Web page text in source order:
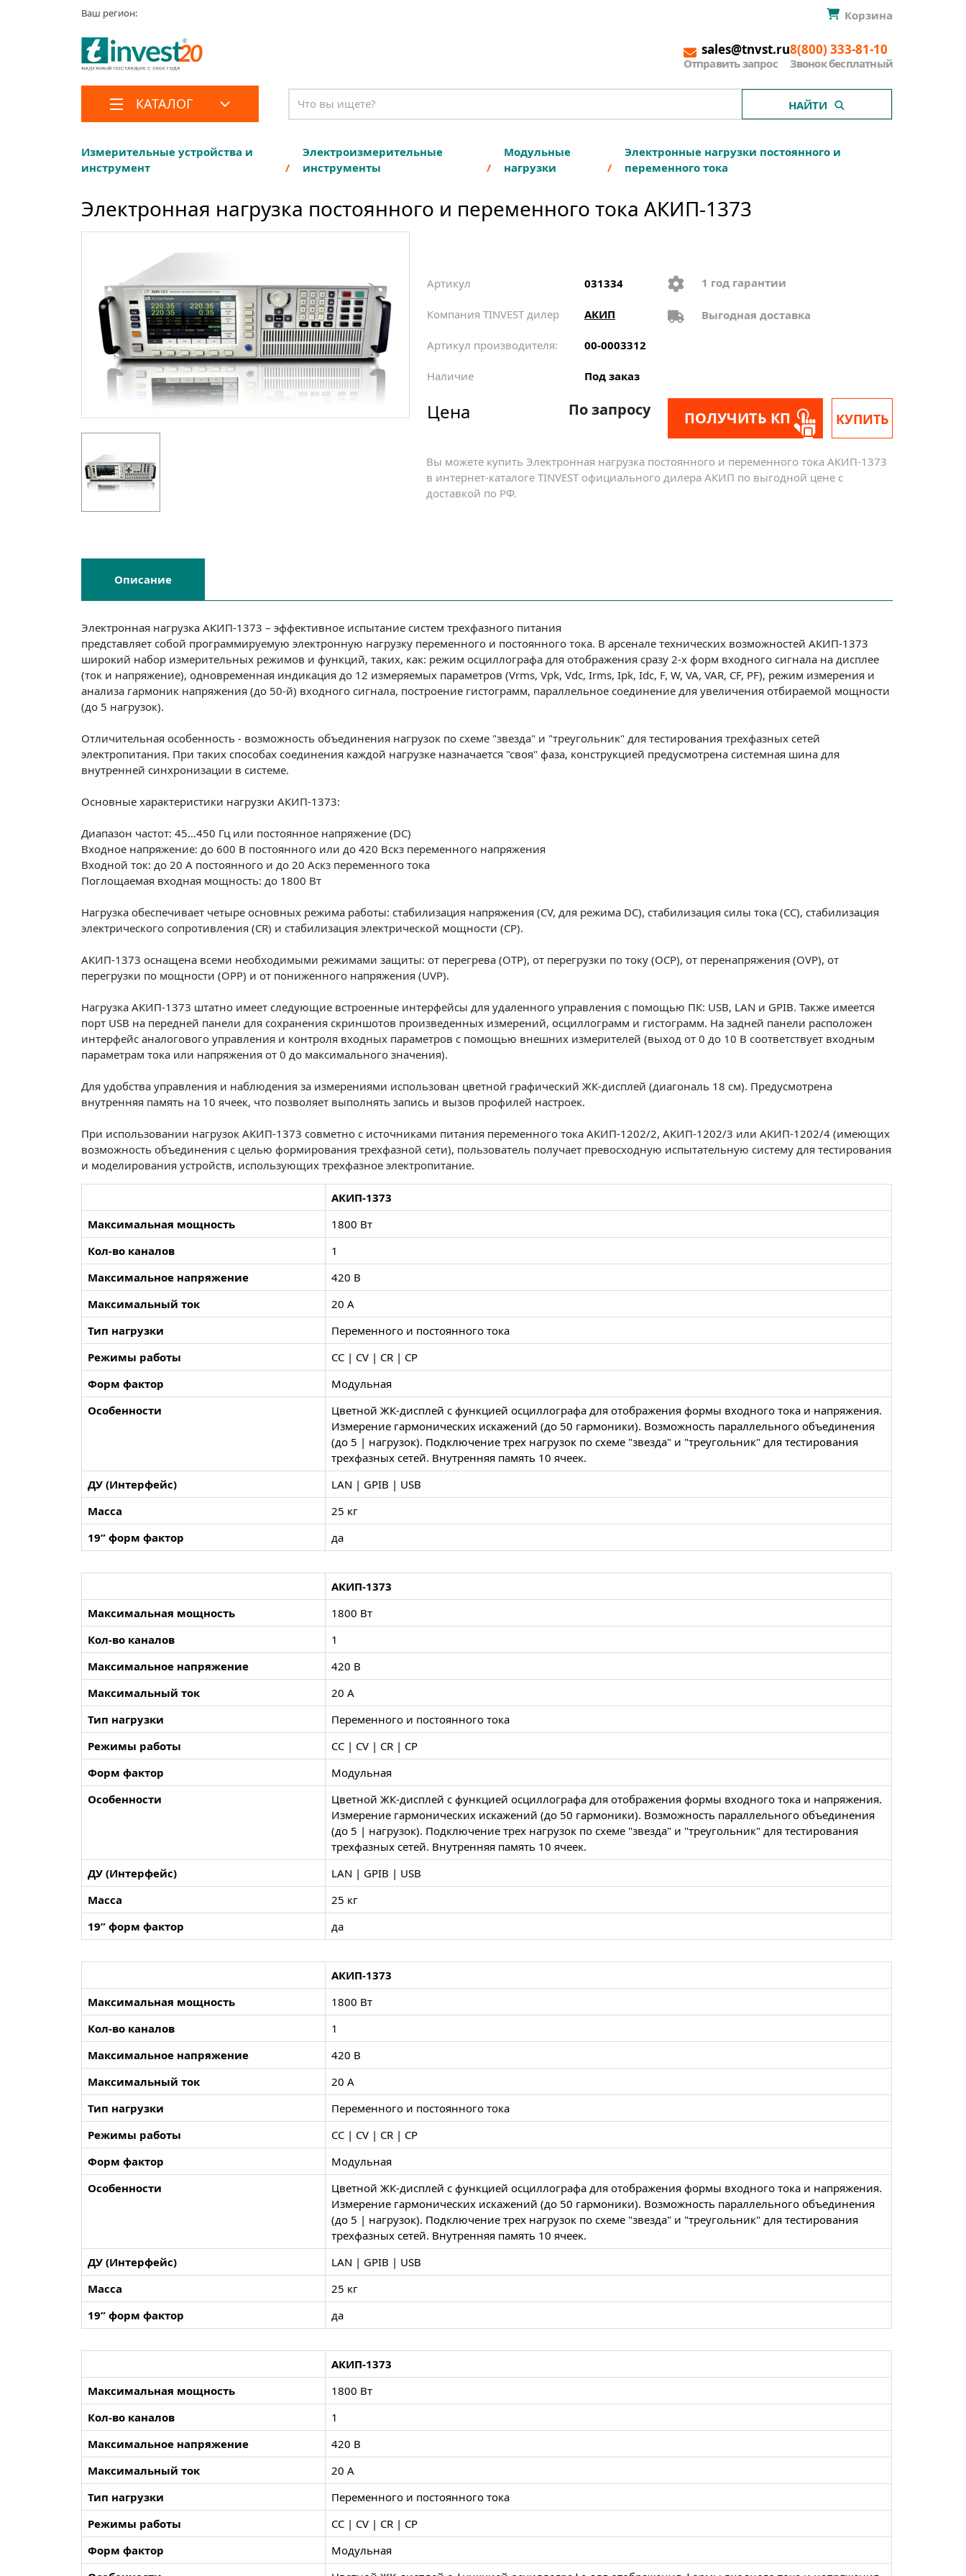
Ваш регион: Корзина
sales@tnvst.ru
Отправить запрос
8(800) 333-81-10
Звонок бесплатный
КАТАЛОГ НАЙТИ
Измерительные устройства и
инструмент
Электроизмерительные
инструменты
Модульные
нагрузки
Электронные нагрузки постоянного и
переменного тока
Электронная нагрузка постоянного и переменного тока АКИП-1373
Артикул 031334
Компания TINVEST дилер АКИП
Артикул производителя: 00-0003312
Наличие Под заказ
1 год гарантии
Выгодная доставка
Цена По запросу ПОЛУЧИТЬ КП КУПИТЬ
Вы можете купить Электронная нагрузка постоянного и переменного тока АКИП-1373
в интернет-каталоге TINVEST официального дилера АКИП по выгодной цене с
доставкой по РФ.
Описание
Электронная нагрузка АКИП-1373 – эффективное испытание систем трехфазного питания
представляет собой программируемую электронную нагрузку переменного и постоянного тока. В арсенале технических возможностей АКИП-1373
широкий набор измерительных режимов и функций, таких, как: режим осциллографа для отображения сразу 2-х форм входного сигнала на дисплее
(ток и напряжение), одновременная индикация до 12 измеряемых параметров (Vrms, Vpk, Vdc, Irms, Ipk, Idc, F, W, VA, VAR, CF, PF), режим измерения и
анализа гармоник напряжения (до 50-й) входного сигнала, построение гистограмм, параллельное соединение для увеличения отбираемой мощности
(до 5 нагрузок).
Отличительная особенность - возможность объединения нагрузок по схеме "звезда" и "треугольник" для тестирования трехфазных сетей
электропитания. При таких способах соединения каждой нагрузке назначается "своя" фаза, конструкцией предусмотрена системная шина для
внутренней синхронизации в системе.
Основные характеристики нагрузки АКИП-1373:
Диапазон частот: 45…450 Гц или постоянное напряжение (DC)
Входное напряжение: до 600 В постоянного или до 420 Вскз переменного напряжения
Входной ток: до 20 А постоянного и до 20 Аскз переменного тока
Поглощаемая входная мощность: до 1800 Вт
Нагрузка обеспечивает четыре основных режима работы: стабилизация напряжения (CV, для режима DC), стабилизация силы тока (CC), стабилизация
электрического сопротивления (CR) и стабилизация электрической мощности (CP).
АКИП-1373 оснащена всеми необходимыми режимами защиты: от перегрева (OTP), от перегрузки по току (ОСР), от перенапряжения (OVP), от
перегрузки по мощности (OPP) и от пониженного напряжения (UVP).
Нагрузка АКИП-1373 штатно имеет следующие встроенные интерфейсы для удаленного управления с помощью ПК: USB, LAN и GPIB. Также имеется
порт USB на передней панели для сохранения скриншотов произведенных измерений, осциллограмм и гистограмм. На задней панели расположен
интерфейс аналогового управления и контроля входных параметров с помощью внешних измерителей (выход от 0 до 10 В соответствует входным
параметрам тока или напряжения от 0 до максимального значения).
Для удобства управления и наблюдения за измерениями использован цветной графический ЖК-дисплей (диагональ 18 см). Предусмотрена
внутренняя память на 10 ячеек, что позволяет выполнять запись и вызов профилей настроек.
При использовании нагрузок АКИП-1373 совметно с источниками питания переменного тока АКИП-1202/2, АКИП-1202/3 или АКИП-1202/4 (имеющих
возможность объединения с целью формирования трехфазной сети), пользователь получает превосходную испытательную систему для тестирования
и моделирования устройств, использующих трехфазное электропитание.
АКИП-1373
Максимальная мощность
1800 Вт
Кол-во каналов
1
Максимальное напряжение
420 В
Максимальный ток
20 А
Тип нагрузки
Переменного и постоянного тока
Режимы работы
CC | CV | CR | CP
Форм фактор
Модульная
Особенности
Цветной ЖК-дисплей с функцией осциллографа для отображения формы входного тока и напряжения.
Измерение гармонических искажений (до 50 гармоники). Возможность параллельного объединения
(до 5 | нагрузок). Подключение трех нагрузок по схеме "звезда" и "треугольник" для тестирования
трехфазных сетей. Внутренняя память 10 ячеек.
ДУ (Интерфейс)
LAN | GPIB | USB
Масса
25 кг
19” форм фактор
да
АКИП-1373
Максимальная мощность
1800 Вт
Кол-во каналов
1
Максимальное напряжение
420 В
Максимальный ток
20 А
Тип нагрузки
Переменного и постоянного тока
Режимы работы
CC | CV | CR | CP
Форм фактор
Модульная
Особенности
Цветной ЖК-дисплей с функцией осциллографа для отображения формы входного тока и напряжения.
Измерение гармонических искажений (до 50 гармоники). Возможность параллельного объединения
(до 5 | нагрузок). Подключение трех нагрузок по схеме "звезда" и "треугольник" для тестирования
трехфазных сетей. Внутренняя память 10 ячеек.
ДУ (Интерфейс)
LAN | GPIB | USB
Масса
25 кг
19” форм фактор
да
АКИП-1373
Максимальная мощность
1800 Вт
Кол-во каналов
1
Максимальное напряжение
420 В
Максимальный ток
20 А
Тип нагрузки
Переменного и постоянного тока
Режимы работы
CC | CV | CR | CP
Форм фактор
Модульная
Особенности
Цветной ЖК-дисплей с функцией осциллографа для отображения формы входного тока и напряжения.
Измерение гармонических искажений (до 50 гармоники). Возможность параллельного объединения
(до 5 | нагрузок). Подключение трех нагрузок по схеме "звезда" и "треугольник" для тестирования
трехфазных сетей. Внутренняя память 10 ячеек.
ДУ (Интерфейс)
LAN | GPIB | USB
Масса
25 кг
19” форм фактор
да
АКИП-1373
Максимальная мощность
1800 Вт
Кол-во каналов
1
Максимальное напряжение
420 В
Максимальный ток
20 А
Тип нагрузки
Переменного и постоянного тока
Режимы работы
CC | CV | CR | CP
Форм фактор
Модульная